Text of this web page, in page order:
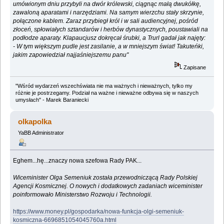
umówionym dniu przybyli na dwór królewski, ciągnąc małą dwukółkę,
zawaloną aparatami i narzędziami. Na samym wierzchu stały skrzynie,
połączone kablem. Zaraz przybiegł król i w sali audiencyjnej, pośród
złoceń, spłowiałych sztandarów i herbów dynastycznych, poustawiali na
podłodze aparaty. Klapaucjusz dokręcał śrubki, a Trurl gadał jak najęty:
- W tym większym pudle jest zasilanie, a w mniejszym świat! Takuteńki,
jakim zapowiedział najjaśniejszemu panu"
Zapisane
"Wśród wydarzeń wszechświata nie ma ważnych i nieważnych, tylko my
różnie je postrzegamy. Podział na ważne i nieważne odbywa się w naszych
umysłach" - Marek Baraniecki
olkapolka
YaBB Administrator
Eghem...hę...znaczy nowa szefowa Rady PAK...
Wiceminister Olga Semeniuk została przewodniczącą Rady Polskiej
Agencji Kosmicznej. O nowych i dodatkowych zadaniach wiceminister
poinformowało Ministerstwo Rozwoju i Technologii.
https://www.money.pl/gospodarka/nowa-funkcja-olgi-semeniuk-
kosmiczna-6696851054045760a.html